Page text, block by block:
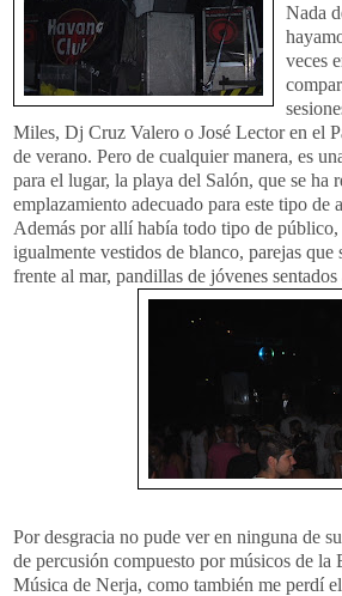
Nada
veces
Miles, Dj Cruz Valero o José Lector en el
de verano. Pero de cualquier manera, es
para el lugar, la playa del Salón, que se ha
emplazamiento adecuado para este tipo de
Además por allí había todo tipo de
igualmente vestidos de blanco, parejas que
frente al mar, pandillas de jóvenes
Por desgracia no pude ver en ninguna de
de percusión compuesto por músicos de
Música de Nerja, como también me perdí